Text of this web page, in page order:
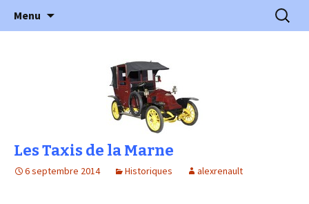
l'Automobile Ancienne
l'automobile ancienne : articles, historiques
…
Menu
Les Taxis de la Marne
6 septembre 2014 Historiques alexrenault